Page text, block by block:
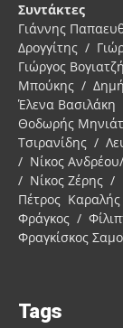
Συντάκτες
Γιάννης
Δρογγίτης /
Γιώργος
Μπούκης /
Έλενα
Θοδωρής
Τσιρανίδης /
/ Νίκος
/ Νίκος Ζέρης /
Πέτρος
Φράγκος /
Φραγκίσκος
Tags